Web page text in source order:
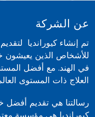
عن الشركة
تم إنشاء كيورانديا
للأشخاص الذين يعيشون
في الهند. مع أفضل
العلاج ذات المستوى
رسالتنا هي تقديم أفضل